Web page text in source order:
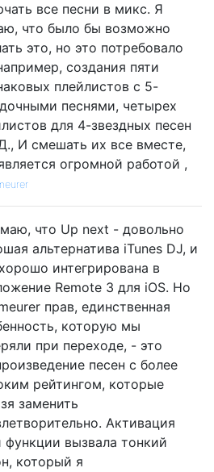
все песни в микс. Я
что было бы возможно
это, но это потребовало
создания пяти
плейлистов с 5-
песнями, четырех
для 4-звездных песен
И смешать их все вместе,
огромной работой ,
что Up next - довольно
альтернатива iTunes DJ, и
интегрирована в
Remote 3 для iOS. Но
прав, единственная
которую мы
при переходе, - это
песен с более
рейтингом, которые
заменить
Активация
функции вызвала тонкий
который я